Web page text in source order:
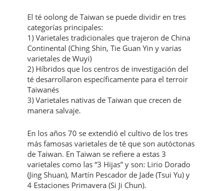
El té oolong de Taiwan se puede dividir en tres
categorías principales:
1) Varietales tradicionales que trajeron de China
Continental (Ching Shin, Tie Guan Yin y varias
varietales de Wuyi)
2) Híbridos que los centros de investigación del
té desarrollaron específicamente para el terroir
Taiwanés
3) Varietales nativas de Taiwan que crecen de
manera salvaje.
En los años 70 se extendió el cultivo de los tres
más famosas varietales de té que son autóctonas
de Taiwan. En Taiwan se refiere a estas 3
varietales como las “3 Hijas” y son: Lirio Dorado
(Jing Shuan), Martín Pescador de Jade (Tsui Yu) y
4 Estaciones Primavera (Si Ji Chun).